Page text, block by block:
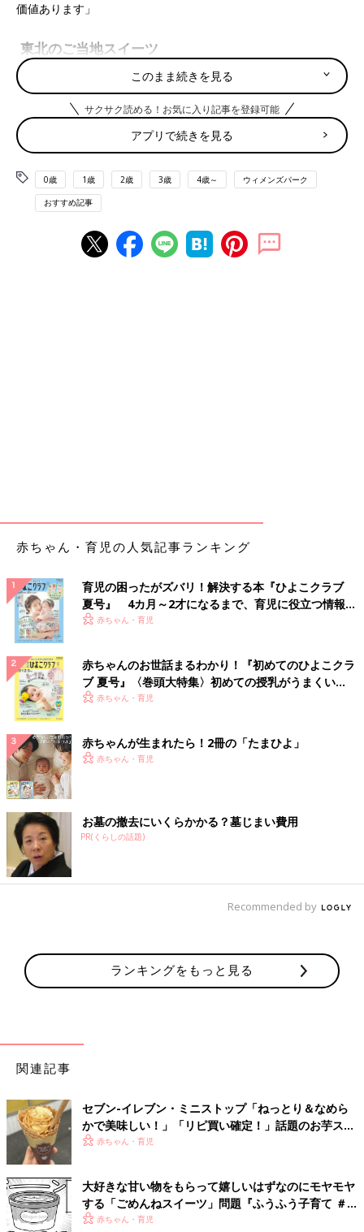
価値あります」
東北のご当地スイーツ
「『ババヘラアイス』。おばあちゃんに花のようにヘラで盛りつ
けてもらって食べました。
秋田を旅行した時に。クリームではなくて、シャリシャリしてい
ました。暑い日に美味しかったな」
「宮城県鳴子温泉にある餅処深瀬の『栗だんご』はもう一度食べ
たいです。栗入りのみたらし団子（むしろ餅）で、ホカホカで
す。みたらしが濃すぎず甘すぎないところがいい」
関東甲信越のご当地スイーツ
子ではなくきんぴらが入ったお団子。甘くてしょっぱいきんぴら
がお餅がよく合うんです」
「行くたびリピしてるのは小布施堂の『栗アイスクリーム』。小
布施の栗と地場産牛乳で作った贅沢なアイスです」
「有馬温泉の焼き立て『炭酸煎餅』。賞味期限５秒と書いてあっ
たような？焼き型から外したものを手渡してもらった直後のひと
くち目だけフニャっとした食感で、ふたくち目食べる時にはもう
パリパリ煎餅。あれは店頭でないと食べられない不思議な美味し
さでした」
関西のご当地スイーツ
「京都の今宮神社の門前にある茶店 かざりや と 一和 の『あぶり
串に小さな餅が数個ささっていて、これに醤油ときなこを混ぜた
タレをからませ、炭火であぶったもの。きなこと醤油のあまじょ
っぱい味がたまらなくおいしいです」
で、地元に行かないと食べられない……私にとってきんつばナン
バーワンです」
■文中のコメントは『ウィメンズパーク』の投稿を再編集したも
のです。
このまま続きを見る
サクサク読める！お気に入り記事を登録可能
アプリで続きを見る
0歳 1歳 2歳 3歳 4歳～ ウィメンズパーク
おすすめ記事
赤ちゃん・育児の人気記事ランキング
育児の困ったがズバリ！解決する本『ひよこクラブ
夏号』 4カ月～2才になるまで、育児に役立つ情報が
いっぱい！
赤ちゃん・育児
赤ちゃんのお世話まるわかり！『初めてのひよこクラ
ブ 夏号』〈巻頭大特集〉初めての授乳がうまくい
く！ おっぱい・ミルクの基本と夏のトラブル 解決テ
赤ちゃん・育児
赤ちゃんが生まれたら！2冊の「たまひよ」
赤ちゃん・育児
お墓の撤去にいくらかかる？墓じまい費用
PR(くらしの話題)
Recommended by
ランキングをもっと見る
関連記事
セブン-イレブン・ミニストップ「ねっとり＆なめら
かで美味しい！」「リピ買い確定！」話題のお芋スイ
ーツ4選
赤ちゃん・育児
大好きな甘い物をもらって嬉しいはずなのにモヤモヤ
する「ごめんねスイーツ」問題『ふうふう子育て ＃
53』赤ちゃん・育児